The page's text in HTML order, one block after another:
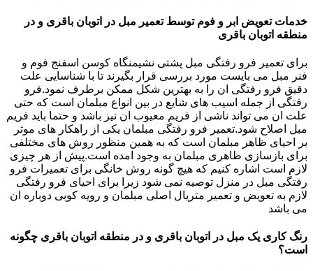
خدمات تعویض ابر و فوم توسط تعمیر مبل در اتوبان باقری و در
منطقه اتوبان باقری
برای تعمیر فرو رفتگی مبل پشتی نشیمنگاه کوسن اسفنج فوم و
فنر مبل می بایست مورد بررسی قرار بگیرند تا با شناسایی علت
دقیق فرو رفتگی ان را به بهترین شکل ممکن برطرف نمود.فرو
رفتگی از جمله اسیب های شایع در بین انواع مبلمان است که حتی
علت ان می تواند ناشی از فریم معیوب ان نیز باشد و حتما باید فریم
مبل اصلاح شود.تعمیر فرو رفتگی مبلمان یکی از راهکار های موثر
بر احیای ظاهر مبلمان است که به همین منظور روش های مختلفی
برای بازسازی ظاهری مبلمان به وجود امده است.پیش از هر چیزی
لازم است اشاره کنیم که هیچ گونه روش خانگی برای تعمیرات فرو
رفتگی مبل در منزل توصیه نمی شود زیرا برای احیای فرو رفتگی
لازم به تعویض و تعمیر متریال اصلی مبلمان و رویه کوبی دوباره ان
می باشد
رنگ کاری یک مبل در اتوبان باقری و در منطقه اتوبان باقری چگونه
است؟